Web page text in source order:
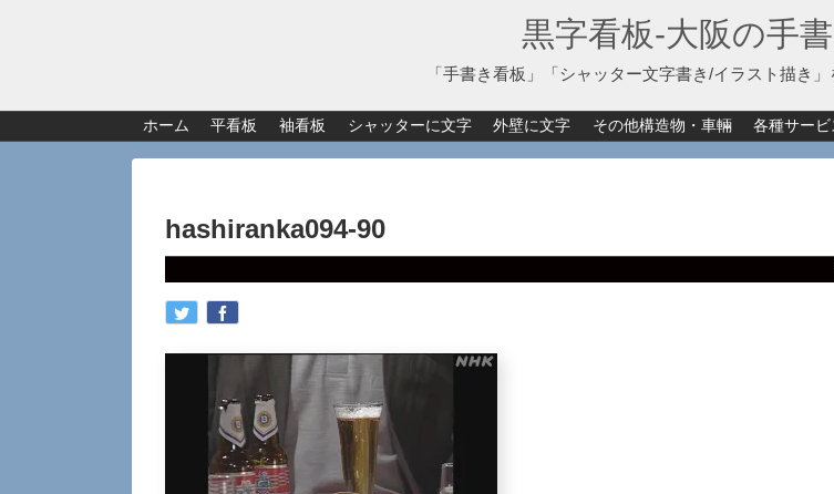
黒字看板‐大阪の手
「手書き看板」「シャッター文字書き/イラスト描き
ホーム 平看板 袖看板 シャッターに文字 外壁に文字 その他構造物・車輛 各種サー
hashiranka094-90